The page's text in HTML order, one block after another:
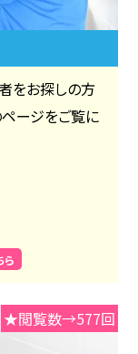
をお探しの方
ページをご覧に
ら
★閲覧数→577回